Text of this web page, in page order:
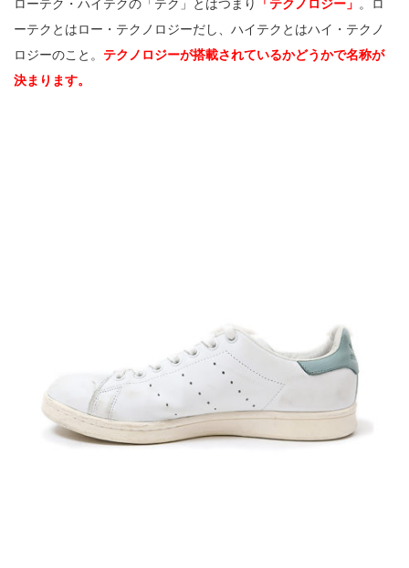
ローテク・ハイテクの「テク」とはつまり 「テクノロジー」 。ロ
ーテクとはロー・テクノロジーだし、ハイテクとはハイ・テクノ
ロジーのこと。 テクノロジーが搭載されているかどうかで名称が
決まります。